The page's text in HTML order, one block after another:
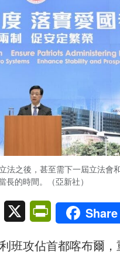
法之後，甚至需下一屆立法會
長的時間。（亞新社）
Line X PrintFriendly
Share
班攻佔首都喀布爾